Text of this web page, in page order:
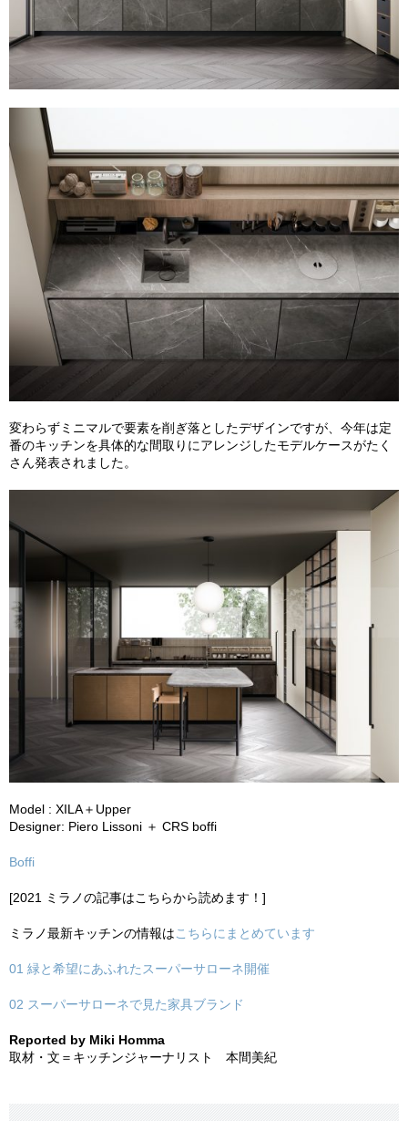
変わらずミニマルで要素を削ぎ落としたデザインですが、今年は定
番のキッチンを具体的な間取りにアレンジしたモデルケースがたく
さん発表されました。
Model : XILA＋Upper
Designer: Piero Lissoni ＋ CRS boffi
Boffi
[2021 ミラノの記事はこちらから読めます！]
ミラノ最新キッチンの情報はこちらにまとめています
01 緑と希望にあふれたスーパーサローネ開催
02 スーパーサローネで見た家具ブランド
Reported by Miki Homma
取材・文＝キッチンジャーナリスト 本間美紀